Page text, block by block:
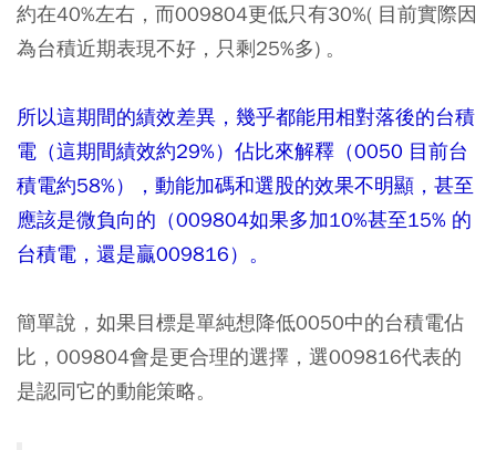
約在40%左右，而009804更低只有30%( 目前實際因
為台積近期表現不好，只剩25%多) 。
所以這期間的績效差異，幾乎都能用相對落後的台積
電（這期間績效約29%）佔比來解釋（0050 目前台
積電約58%），動能加碼和選股的效果不明顯，甚至
應該是微負向的（009804如果多加10%甚至15% 的
台積電，還是贏009816）。
簡單說，如果目標是單純想降低0050中的台積電佔
比，009804會是更合理的選擇，選009816代表的
是認同它的動能策略。